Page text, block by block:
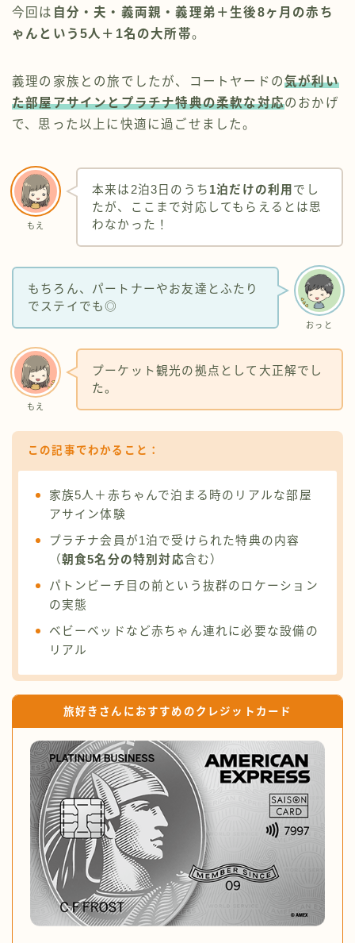
今回は 自分・夫・義両親・義理弟＋生後8ヶ月の赤ち
ゃんという5人＋1名の大所帯。
義理の家族との旅でしたが、コートヤードの気が利い
た部屋アサインとプラチナ特典の柔軟な対応のおかげ
で、思った以上に快適に過ごせました。
もえ
本来は2泊3日のうち 1泊だけの利用 でし
たが、ここまで対応してもらえるとは思
わなかった！
おっと
もちろん、パートナーやお友達とふたり
でステイでも◎
もえ
プーケット観光の拠点として大正解でし
た。
この記事でわかること：
家族5人＋赤ちゃんで泊まる時のリアルな部屋
アサイン体験
プラチナ会員が1泊で受けられた特典の内容
（朝食5名分の特別対応含む）
パトンビーチ目の前という抜群のロケーション
の実態
ベビーベッドなど赤ちゃん連れに必要な設備の
リアル
旅好きさんにおすすめのクレジットカード